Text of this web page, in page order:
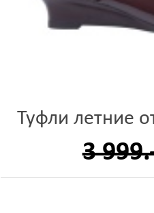
Туфли летние
3